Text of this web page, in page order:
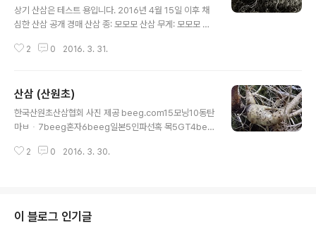
상기 산삼은 테스트 용입니다. 2016년 4월 15일 이후 채
심한 산삼 공개 경매 산삼 종: 모모모 산삼 무게: 모모모 산
모 기타 첨부 한국산원초산삼협회 감정 소견서 첨부 상기
판매은 영리법인 산원초 http://www.wildginseng.or.k
r/ 에서 구매 하실수 있습니다. 상기 내용에 대한 부가 설명
은 차후 업데이트 합니다.
2 0 2016. 3. 31.
산삼 (산원초)
한국산원초산삼협회 사진 제공 beeg.com15모닝10동탄
마ㅂᆞ7beeg혼자6beeg일본5인파선혹 목5GT4bee
능42016년대장군방향4beeg3beeg 뜻3fc2 video3
자연인이다 말벌 몇회3생생정보통백두산돼지갈비3bee
g192롵또22014beeg2www.beeg2아이302아이4
2 0 2016. 3. 30.
이 블로그 인기글